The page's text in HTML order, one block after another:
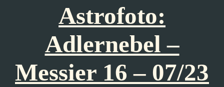
Astrofoto:
Adlernebel –
Messier 16 – 07/23